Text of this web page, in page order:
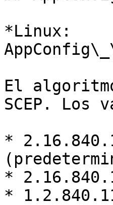
*Linux:
El
SCEP. Los
*
*
*